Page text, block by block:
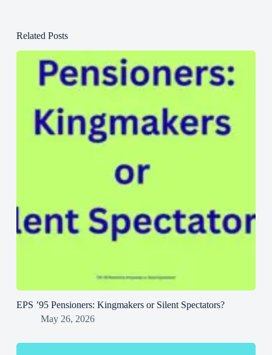
Related Posts
EPS ’95 Pensioners: Kingmakers or Silent Spectators?
May 26, 2026